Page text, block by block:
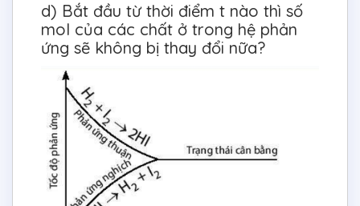
d) Bắt đầu từ thời điểm t nào thì số
mol của các chất ở trong hệ phản
ứng sẽ không bị thay đổi nữa?